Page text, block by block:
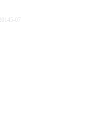
07